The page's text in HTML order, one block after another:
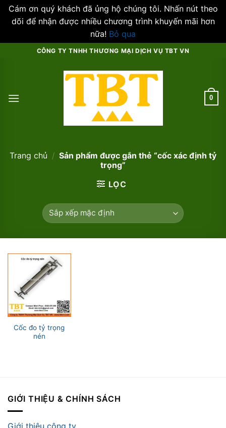
Cám ơn quý khách đã ủng hộ chúng tôi. Nhấn nút theo
dõi để nhận được nhiều chương trình khuyến mãi hơn
nữa! Bỏ qua
CÔNG TY TNHH THƯƠNG MẠI DỊCH VỤ TBT VN
0
Trang chủ / Sản phẩm được gắn thẻ “cốc xác định tỷ
trọng”
LỌC
Cốc đo tỷ trọng
nén
GIỚI THIỆU & CHÍNH SÁCH